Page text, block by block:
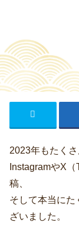
2023年もたく
InstagramやX
稿、
そして本当に
ざいました。